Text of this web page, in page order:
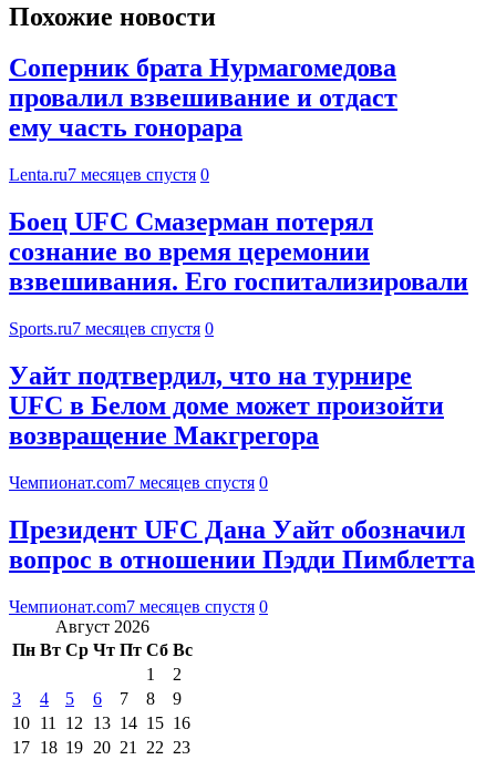
Похожие новости
Соперник брата Нурмагомедова
провалил взвешивание и отдаст
ему часть гонорара
Lenta.ru7 месяцев спустя 0
Боец UFC Смазерман потерял
сознание во время церемонии
взвешивания. Его госпитализировали
Sports.ru7 месяцев спустя 0
Уайт подтвердил, что на турнире
UFC в Белом доме может произойти
возвращение Макгрегора
Чемпионат.com7 месяцев спустя 0
Президент UFC Дана Уайт обозначил
вопрос в отношении Пэдди Пимблетта
Чемпионат.com7 месяцев спустя 0
Август 2026
Пн Вт Ср Чт Пт Сб Вс
1
2
3
4 5 6 7 8
9
10 11 12 13 14 15 16
17 18 19 20 21 22 23